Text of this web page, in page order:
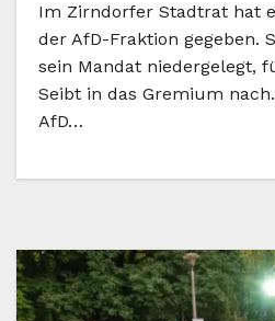
Im Zirndorfer Stadtrat hat
der AfD-Fraktion gegeben.
sein Mandat niedergelegt,
Seibt in das Gremium
AfD…